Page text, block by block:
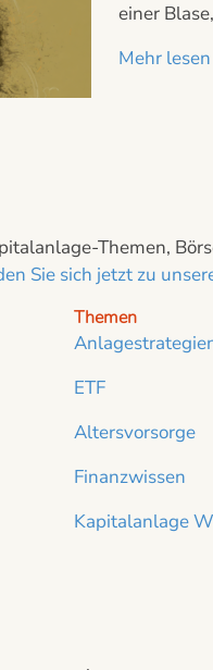
einer
Mehr lesen
Themen,
Sie sich jetzt zu
Themen
ETF
Altersvorsorge
Finanzwissen
Kapitalanlage